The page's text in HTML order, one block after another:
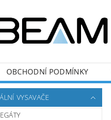
OBCHODNÍ PODMÍNKY
VYSAVAČE